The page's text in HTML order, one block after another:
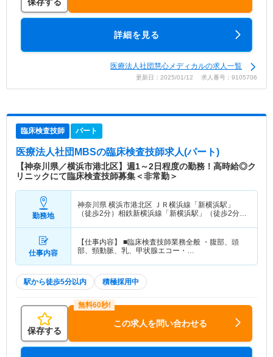
保存する
詳細を見る
医療法人社団慧心メディカルの求人一覧
更新日：2025/01/12 求人番号：9105706
臨床検査技師 パート
医療法人社団MBSの臨床検査技師求人(パート)
【神奈川県／横浜市港北区】週1～2日程度の勤務！高時給◎ク
リニックにて臨床検査技師募集＜非常勤＞
勤務地
神奈川県 横浜市港北区 ＪＲ横浜線「新横浜駅」
（徒歩2分）相鉄新横浜線「新横浜駅」（徒歩2分）
仕事内容
【仕事内容】 ■臨床検査技師業務全般 ・腹部、頭
部、頸動脈、乳、甲状腺エコー・…
駅から徒歩5分以内 積極採用中
保存する
この求人を問い合わせる